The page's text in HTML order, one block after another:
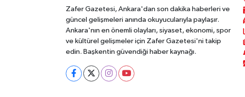
Zafer Gazetesi, Ankara'dan son dakika haberleri ve
güncel gelişmeleri anında okuyucularıyla paylaşır.
Ankara'nın en önemli olayları, siyaset, ekonomi, spor
ve kültürel gelişmeler için Zafer Gazetesi'ni takip
edin. Başkentin güvendiği haber kaynağı.